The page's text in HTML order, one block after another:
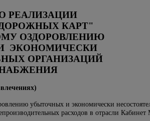
РЕАЛИЗАЦИИ
КАРТ"
ОЗДОРОВЛЕНИЮ
ЭКОНОМИЧЕСКИ
ОРГАНИЗАЦИЙ
убыточных и экономически
расходов в отрасли Кабинет